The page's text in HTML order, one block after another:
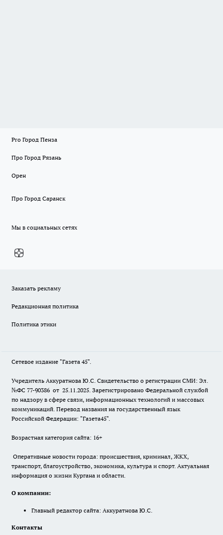
Pro Город Пенза
Про Город Рязань
Орен
Про Город Саранск
Мы в социальных сетях
Заказать рекламу
Редакционная политика
Политика этики
Сетевое издание "Газета 45".
Учредитель Аккуратнова Ю.С. Свидетельство о регистрации СМИ: Эл.
№ФС 77-90386 от 25.11.2025. Зарегистрировано Федеральной службой
по надзору в сфере связи, информационных технологий и массовых
коммуникаций. Перевод названия на государственный язык
Российской Федерации: "Газета45".
Возрастная категория сайта: 16+
Оперативные новости города: происшествия, криминал, ЖКХ,
транспорт, благоустройство, экономика, культура и спорт. Актуальная
информация о жизни Кургана и области.
О компании:
Главный редактор сайта: Аккуратнова Ю.С.
Контакты